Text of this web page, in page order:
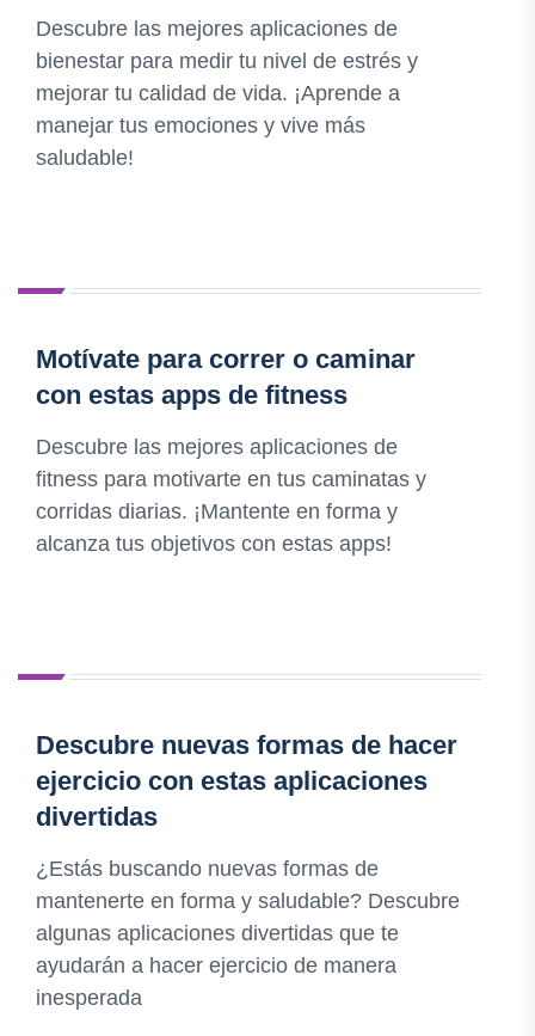
Descubre las mejores aplicaciones de
bienestar para medir tu nivel de estrés y
mejorar tu calidad de vida. ¡Aprende a
manejar tus emociones y vive más
saludable!
Motívate para correr o caminar
con estas apps de fitness
Descubre las mejores aplicaciones de
fitness para motivarte en tus caminatas y
corridas diarias. ¡Mantente en forma y
alcanza tus objetivos con estas apps!
Descubre nuevas formas de hacer
ejercicio con estas aplicaciones
divertidas
¿Estás buscando nuevas formas de
mantenerte en forma y saludable? Descubre
algunas aplicaciones divertidas que te
ayudarán a hacer ejercicio de manera
inesperada